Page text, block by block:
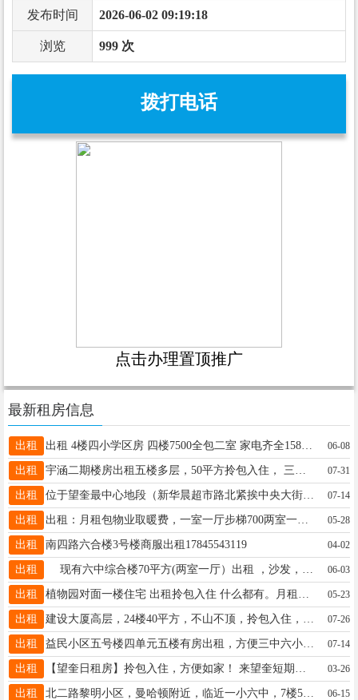
发布时间 2026-06-02 09:19:18
浏览 999 次
拨打电话
点击办理置顶推广
最新租房信息
出租 出租 4楼四小学区房 四楼7500全包二室 家电齐全15845544549 06-08
出租 07-31
出租 位于望奎最中心地段（新华晨超市路北紧挨中央大街）三室一厅81平。改造后的小区干净整洁，人口少管理优，室内宽敞明亮，家具家电齐全拎包入住，价格优惠。电话15636630101 07-14
出租 出租：月租包物业取暖费，一室一厅步梯700两室一厅900，电话☎️13349354756微信1739065075 05-28
出租 南四路六合楼3号楼商服出租17845543119 04-02
出租 06-03
出租 05-23
出租 07-26
出租 益民小区五号楼四单元五楼有房出租，方便三中六小陪读☎️13314550968 07-14
出租 03-26
出租 北二路黎明小区，曼哈顿附近，临近一小六中，7楼57平，楼梯不陡就像上5楼似的，家电齐全，拎包入住，电话13836426035 06-15